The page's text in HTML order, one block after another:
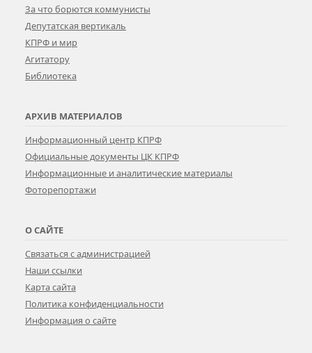
За что борются коммунисты
Депутатская вертикаль
КПРФ и мир
Агитатору
Библиотека
АРХИВ МАТЕРИАЛОВ
Информационный центр КПРФ
Официальные документы ЦК КПРФ
Информационные и аналитические материалы
Фоторепортажи
О САЙТЕ
Связаться с администрацией
Наши ссылки
Карта сайта
Политика конфиденциальности
Информация о сайте